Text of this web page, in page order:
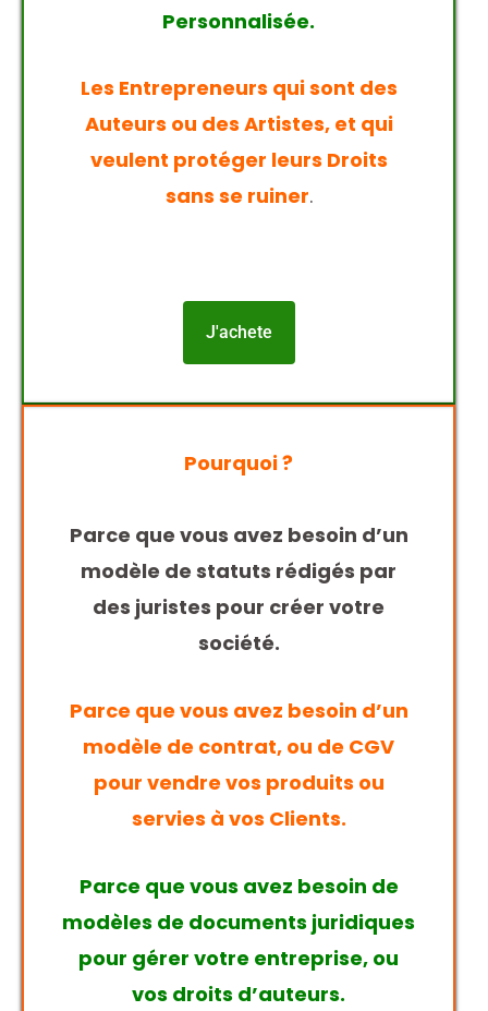
Personnalisée.
Les Entrepreneurs qui sont des
Auteurs ou des Artistes, et qui
veulent protéger leurs Droits
sans se ruiner.
J'achete
Pourquoi ?
Parce que vous avez besoin d’un
modèle de statuts rédigés par
des juristes pour créer votre
société.
Parce que vous avez besoin d’un
modèle de contrat, ou de CGV
pour vendre vos produits ou
servies à vos Clients.
Parce que vous avez besoin de
modèles de documents juridiques
pour gérer votre entreprise, ou
vos droits d’auteurs.